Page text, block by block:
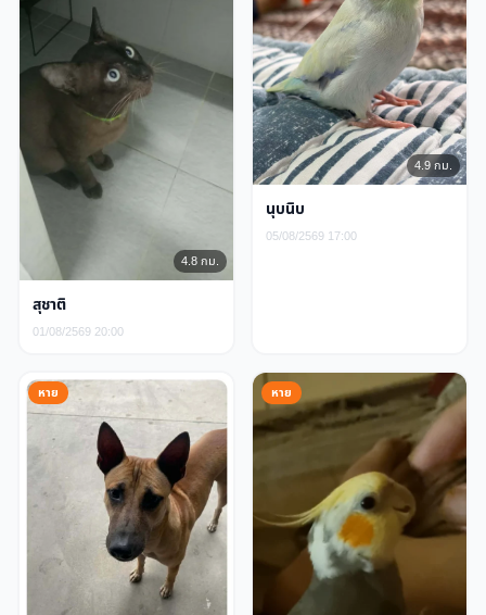
4.8 กม.
สุชาติ
01/08/2569 20:00
4.9 กม.
นุบนิบ
05/08/2569 17:00
หาย หาย